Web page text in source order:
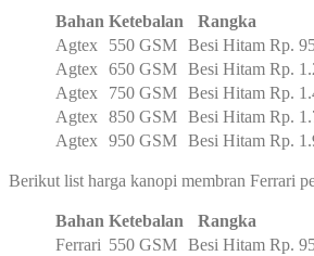
Bahan Ketebalan Rangka
Agtex
550 GSM Besi Hitam Rp.
Agtex
650 GSM Besi Hitam Rp.
Agtex
750 GSM Besi Hitam Rp.
Agtex
850 GSM Besi Hitam Rp.
Agtex
950 GSM Besi Hitam Rp.
Berikut list harga kanopi membran Ferrari
Bahan Ketebalan Rangka
Ferrari 550 GSM Besi Hitam Rp.